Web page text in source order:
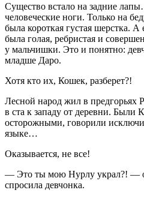
Существо встало на задние
человеческие ноги. Только на
была короткая густая шерстка.
была голая, ребристая и
у мальчишки. Это и понятно:
младше Даро.
Хотя кто их, Кошек, разберет?!
Лесной народ жил в предгорьях
в ста к западу от деревни.
осторожными, говорили
языке…
Оказывается, не все!
— Это ты мою Нурлу украл?! —
спросила девчонка.